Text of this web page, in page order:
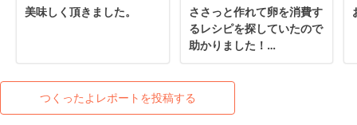
美味しく頂きました。
ささっと作れて卵を消費す
るレシピを探していたので
助かりました！
ありがとうございました。
つくったよレポートを投稿する